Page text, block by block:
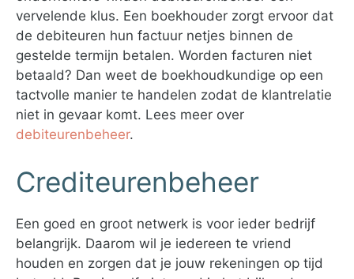
vervelende klus. Een boekhouder zorgt ervoor dat
de debiteuren hun factuur netjes binnen de
gestelde termijn betalen. Worden facturen niet
betaald? Dan weet de boekhoudkundige op een
tactvolle manier te handelen zodat de klantrelatie
niet in gevaar komt. Lees meer over
debiteurenbeheer.
Crediteurenbeheer
Een goed en groot netwerk is voor ieder bedrijf
belangrijk. Daarom wil je iedereen te vriend
houden en zorgen dat je jouw rekeningen op tijd